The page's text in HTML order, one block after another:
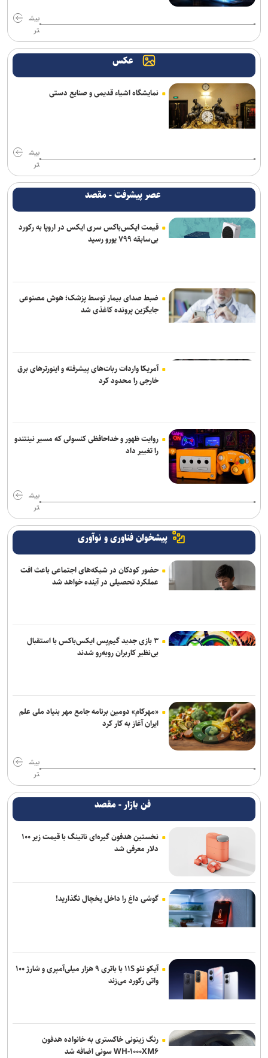
بیش
تر
عکس
نمایشگاه اشیاء قدیمی و صنایع دستی
بیش
تر
عصر پیشرفت - مقصد
قیمت ایکس‌باکس سری ایکس در اروپا به رکورد
بی‌سابقه ۷۹۹ یورو رسید
ضبط صدای بیمار توسط پزشک؛ هوش مصنوعی
جایگزین پرونده کاغذی شد
آمریکا واردات ربات‌های پیشرفته و اینورترهای برق
خارجی را محدود کرد
روایت ظهور و خداحافظی کنسولی که مسیر نینتندو
را تغییر داد
بیش
تر
پیشخوان فناوری و نوآوری
حضور کودکان در شبکه‌های اجتماعی باعث افت
عملکرد تحصیلی در آینده خواهد شد
۳ بازی جدید گیم‌پس ایکس‌باکس با استقبال
بی‌نظیر کاربران روبه‌رو شدند
«مهرکام» دومین برنامه جامع مهر بنیاد ملی علم
ایران آغاز به کار کرد
بیش
تر
فن بازار - مقصد
نخستین هدفون گیره‌ای ناتینگ با قیمت زیر ۱۰۰
دلار معرفی شد
گوشی داغ را داخل یخچال نگذارید!
آیکو نئو ۱۱S با باتری ۹ هزار میلی‌آمپری و شارژ ۱۰۰
واتی رکورد می‌زند
رنگ زیتونی خاکستری به خانواده هدفون
WH-۱۰۰۰XM۶ سونی اضافه شد